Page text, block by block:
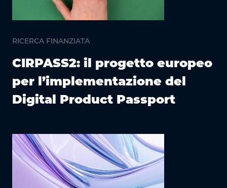
RICERCA FINANZIATA
CIRPASS2: il progetto europeo
per l’implementazione del
Digital Product Passport